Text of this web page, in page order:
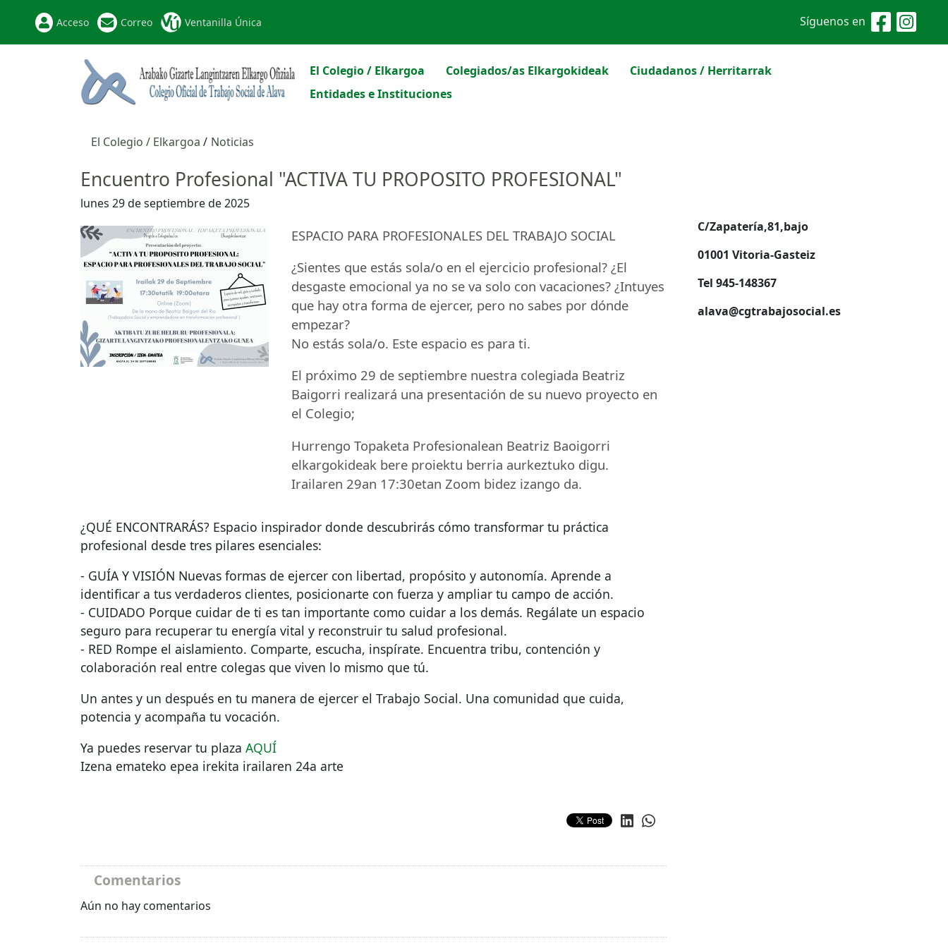
Acceso Correo Ventanilla Única Síguenos en
El Colegio / Elkargoa Colegiados/as Elkargokideak
Ciudadanos / Herritarrak
Entidades e Instituciones
El Colegio / Elkargoa Noticias
Encuentro Profesional "ACTIVA TU PROPOSITO PROFESIONAL"
lunes 29 de septiembre de 2025
ESPACIO PARA PROFESIONALES DEL TRABAJO SOCIAL
¿Sientes que estás sola/o en el ejercicio profesional? ¿El
desgaste emocional ya no se va solo con vacaciones? ¿Intuyes
que hay otra forma de ejercer, pero no sabes por dónde
empezar?
No estás sola/o. Este espacio es para ti.
El próximo 29 de septiembre nuestra colegiada Beatriz
Baigorri realizará una presentación de su nuevo proyecto en
el Colegio;
Hurrengo Topaketa Profesionalean Beatriz Baoigorri
elkargokideak bere proiektu berria aurkeztuko digu.
Irailaren 29an 17:30etan Zoom bidez izango da.
¿QUÉ ENCONTRARÁS? Espacio inspirador donde descubrirás cómo transformar tu práctica
profesional desde tres pilares esenciales:
- GUÍA Y VISIÓN Nuevas formas de ejercer con libertad, propósito y autonomía. Aprende a
identificar a tus verdaderos clientes, posicionarte con fuerza y ampliar tu campo de acción.
- CUIDADO Porque cuidar de ti es tan importante como cuidar a los demás. Regálate un espacio
seguro para recuperar tu energía vital y reconstruir tu salud profesional.
- RED Rompe el aislamiento. Comparte, escucha, inspírate. Encuentra tribu, contención y
colaboración real entre colegas que viven lo mismo que tú.
Un antes y un después en tu manera de ejercer el Trabajo Social. Una comunidad que cuida,
potencia y acompaña tu vocación.
Ya puedes reservar tu plaza AQUÍ
Izena emateko epea irekita irailaren 24a arte
Comentarios
Aún no hay comentarios
C/Zapatería,81,bajo
01001 Vitoria-Gasteiz
Tel 945-148367
alava@cgtrabajosocial.es